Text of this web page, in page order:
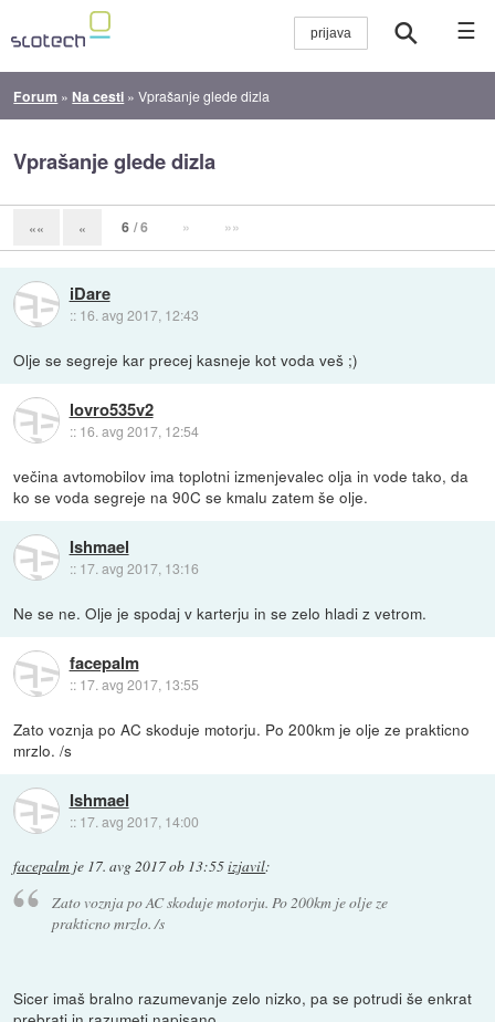
☰
Forum » Na cesti »Vprašanje glede dizla
Vprašanje glede dizla
«« « 6 / 6 » »»
iDare
:: 16. avg 2017, 12:43
Olje se segreje kar precej kasneje kot voda veš ;)
lovro535v2
:: 16. avg 2017, 12:54
večina avtomobilov ima toplotni izmenjevalec olja in vode tako, da
ko se voda segreje na 90C se kmalu zatem še olje.
Ishmael
:: 17. avg 2017, 13:16
Ne se ne. Olje je spodaj v karterju in se zelo hladi z vetrom.
facepalm
:: 17. avg 2017, 13:55
Zato voznja po AC skoduje motorju. Po 200km je olje ze prakticno
mrzlo. /s
Ishmael
:: 17. avg 2017, 14:00
facepalm je 17. avg 2017 ob 13:55izjavil:
Zato voznja po AC skoduje motorju. Po 200km je olje ze
prakticno mrzlo. /s
Sicer imaš bralno razumevanje zelo nizko, pa se potrudi še enkrat